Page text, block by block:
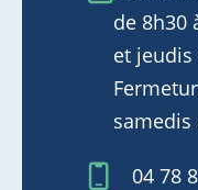
de 8h30
et jeudis
04 78